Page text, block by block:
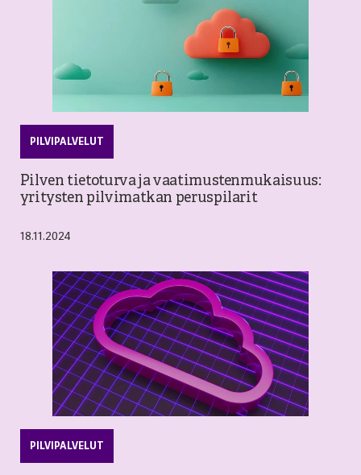
PILVIPALVELUT
Pilven tietoturva ja vaatimustenmukaisuus:
yritysten pilvimatkan peruspilarit
18.11.2024
PILVIPALVELUT